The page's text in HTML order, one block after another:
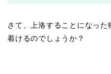
さて、上洛することになっ
着けるのでしょうか？